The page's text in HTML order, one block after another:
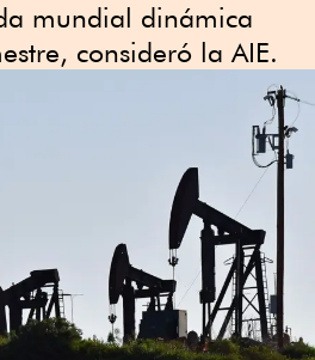
mundial dinámica
consideró la AIE.